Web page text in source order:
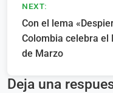
entradas
NEXT:
Con el lema
Colombia celebra el
de Marzo
Deja una